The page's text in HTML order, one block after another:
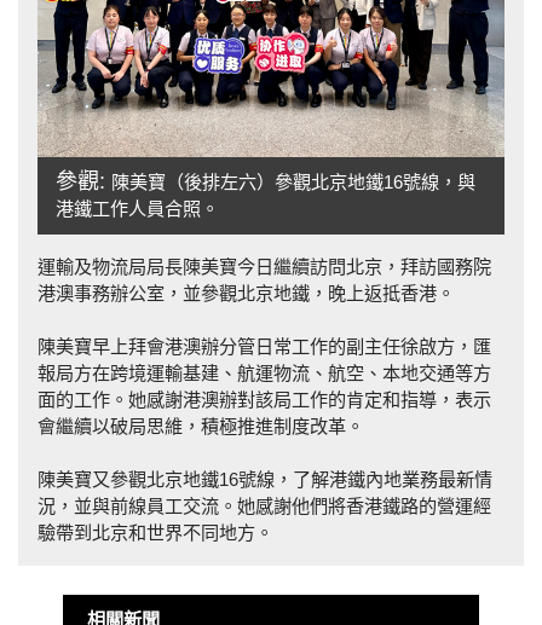
參觀: 陳美寶（後排左六）參觀北京地鐵16號線，與
港鐵工作人員合照。
運輸及物流局局長陳美寶今日繼續訪問北京，拜訪國務院
港澳事務辦公室，並參觀北京地鐵，晚上返抵香港。
陳美寶早上拜會港澳辦分管日常工作的副主任徐啟方，匯
報局方在跨境運輸基建、航運物流、航空、本地交通等方
面的工作。她感謝港澳辦對該局工作的肯定和指導，表示
會繼續以破局思維，積極推進制度改革。
陳美寶又參觀北京地鐵16號線，了解港鐵內地業務最新情
況，並與前線員工交流。她感謝他們將香港鐵路的營運經
驗帶到北京和世界不同地方。
相關新聞